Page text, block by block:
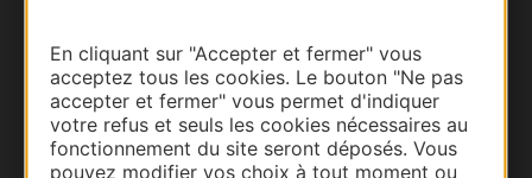
En cliquant sur "Accepter et fermer" vous
acceptez tous les cookies. Le bouton "Ne pas
accepter et fermer" vous permet d'indiquer
votre refus et seuls les cookies nécessaires au
fonctionnement du site seront déposés. Vous
pouvez modifier vos choix à tout moment ou
Pros d'Occitanie
Site presse et d'influence
Voyagistes
Destination Sport